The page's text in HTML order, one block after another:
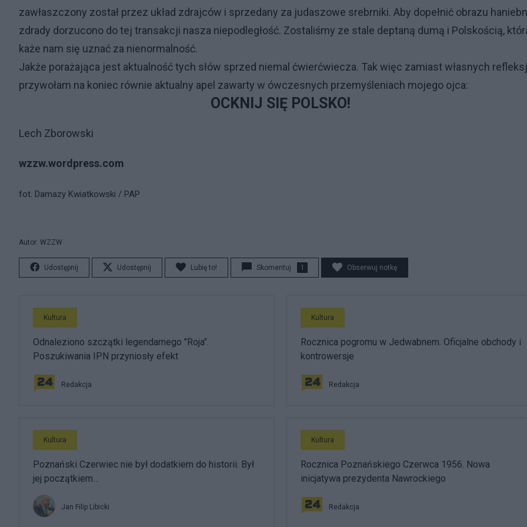
zawłaszczony został przez układ zdrajców i sprzedany za judaszowe srebrniki. Aby dopełnić obrazu
zdrady dorzucono do tej transakcji nasza niepodległość. Zostaliśmy ze stale deptaną dumą i Polskością,
każe nam się uznać za nienormalność.
Jakże porażająca jest aktualność tych słów sprzed niemal ćwierćwiecza. Tak więc zamiast własnych
przywołam na koniec równie aktualny apel zawarty w ówczesnych przemyśleniach mojego ojca:
OCKNIJ SIĘ POLSKO!
Lech Zborowski
wzzw.wordpress.com
fot. Damazy Kwiatkowski / PAP
Autor: WZZW
Udostępnij Udostępnij Lubię to! Skomentuj 1 Obserwuj notkę
Kultura
Odnaleziono szczątki legendarnego "Roja".
Poszukiwania IPN przyniosły efekt
Redakcja
Kultura
Rocznica pogromu w Jedwabnem. Oficjalne obchody i
kontrowersje
Redakcja
Kultura
Poznański Czerwiec nie był dodatkiem do historii. Był
jej początkiem…
Jan Filip Libicki
Kultura
Rocznica Poznańskiego Czerwca 1956. Nowa
inicjatywa prezydenta Nawrockiego
Redakcja